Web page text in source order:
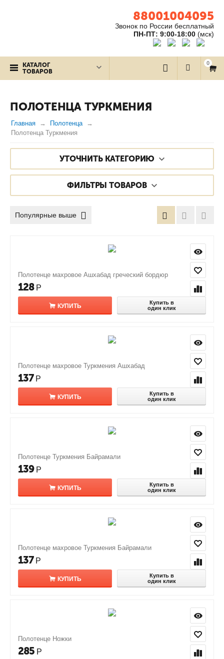
88001004095
Звонок по России бесплатный
ПН-ПТ: 9:00-18:00 (мск)
КАТАЛОГ
ТОВАРОВ
0
ПОЛОТЕНЦА ТУРКМЕНИЯ
Главная
Полотенца
Полотенца Туркмения
УТОЧНИТЬ КАТЕГОРИЮ
ФИЛЬТРЫ ТОВАРОВ
Популярные выше
Полотенце махровое Ашхабад греческий бордюр
128 Р
КУПИТЬ
Купить в
один клик
Полотенце махровое Туркмения Ашхабад
137 Р
КУПИТЬ
Купить в
один клик
Полотенце Туркмения Байрамали
139 Р
КУПИТЬ
Купить в
один клик
Полотенце махровое Туркмения Байрамали
137 Р
КУПИТЬ
Купить в
один клик
Полотенце Ножки
285 Р